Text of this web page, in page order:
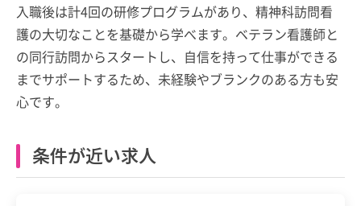
入職後は計4回の研修プログラムがあり、精神科訪問看
護の大切なことを基礎から学べます。ベテラン看護師と
の同行訪問からスタートし、自信を持って仕事ができる
までサポートするため、未経験やブランクのある方も安
心です。
条件が近い求人